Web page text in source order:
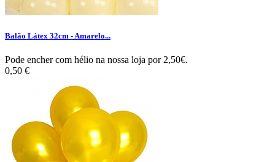
Balão Látex 32cm - Amarelo...
Pode encher com hélio na nossa loja por 2,50€.
0,50 €